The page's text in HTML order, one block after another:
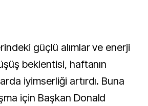
güçlü alımlar ve enerji
beklentisi, haftanın
iyimserliği artırdı. Buna
için Başkan Donald